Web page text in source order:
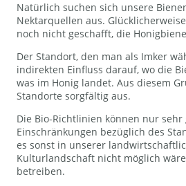
Natürlich suchen sich unsere
Nektarquellen aus.
noch nicht geschafft, die
Der Standort, den man als Imker
indirekten Einfluss darauf, wo die
was im Honig landet. Aus diesem
Standorte sorgfältig aus.
Die Bio-Richtlinien können nur sehr
Einschränkungen bezüglich des
es sonst in unserer
Kulturlandschaft nicht möglich
betreiben.